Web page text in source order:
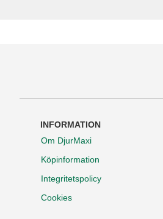
INFORMATION
Om DjurMaxi
Köpinformation
Integritetspolicy
Cookies